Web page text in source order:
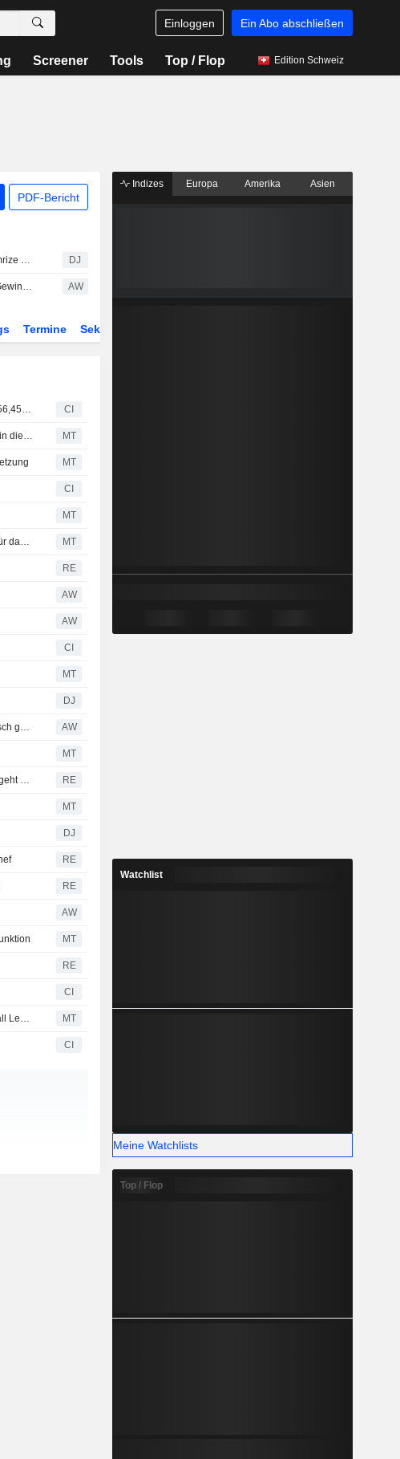
Einloggen Ein Abo abschließen
Screener Tools Top / Flop Edition Schweiz
PDF-Bericht
Aktien Schweiz gut behauptet - Amrize brechen ein DJ
Aktien Schweiz Schluss: Leichte Gewinne im SMI vor Wochenende - Amrize schwach AW
Termine Sektor
Waverise Investments Limited hat die Übernahme einer Beteiligung von 56,45% an Novartis India Limited (BSE:500672) von Novartis AG (SWX:NOVN) abgeschlossen. CI
Novartis-Chef über Gewinnüberraschung im 2. Quartal und Investitionen in die Pipeline MT
MT
CI
MT
Novartis-Kursziel erhöht, da AlphaValue/Baader Europe die Ergebnisse für das Geschäftsjahr 2025 und die "gesunde" Bilanz hervorhebt MT
RE
AW
AW
CI
MT
DJ
Novartis bekommt ab März 2026 mit Mukul Mehta neuen CFO - Harry Kirsch geht AW
MT
Novartis ernennt Mukul Mehta zum neuen Finanzvorstand - Harry Kirsch geht nach 22 Jahren in den Ruhestand RE
MT
DJ
RE
RE
AW
MT
RE
CI
Novartis wird offizieller pharmazeutischer Partner der US National Football League MT
CI
Indizes Europa Amerika Asien
Watchlist
Meine Watchlists
Top / Flop